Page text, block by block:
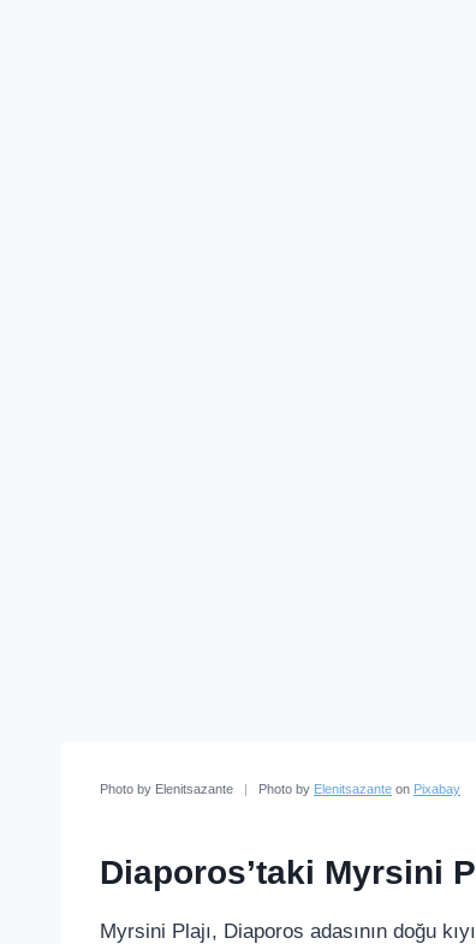
Photo by Elenitsazante | Photo by Elenitsazante on Pixabay
Diaporos’taki Myrsini
Myrsini Plajı, Diaporos adasının doğu